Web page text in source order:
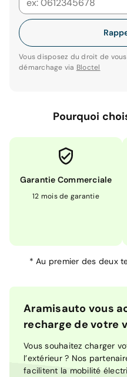
Vous disposez du droit de
démarchage via Bloctel
Pourquoi
Garantie Commerciale
12 mois de garantie
*Au premier des deux
Aramisauto vous
recharge de votre
Vous souhaitez charger
l’extérieur ? Nos
facilitent la mobilité